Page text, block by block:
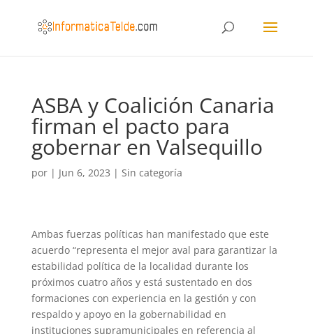
ASBA y Coalición Canaria
firman el pacto para
gobernar en Valsequillo
por | Jun 6, 2023 | Sin categoría
Ambas fuerzas políticas han manifestado que este
acuerdo “representa el mejor aval para garantizar la
estabilidad política de la localidad durante los
próximos cuatro años y está sustentado en dos
formaciones con experiencia en la gestión y con
respaldo y apoyo en la gobernabilidad en
instituciones supramunicipales en referencia al